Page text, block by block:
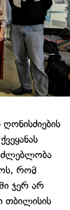
რომ
ჯერ არ
თბილისის